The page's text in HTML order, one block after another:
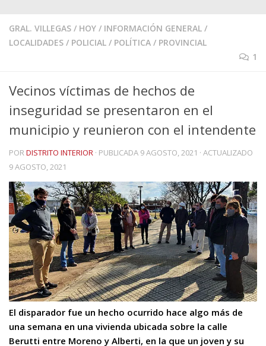
GRAL. VILLEGAS / HOY / INFORMACIÓN GENERAL /
LOCALIDADES / POLICIAL / POLÍTICA / PROVINCIAL
1
Vecinos víctimas de hechos de
inseguridad se presentaron en el
municipio y reunieron con el intendente
PORDISTRITO INTERIOR · PUBLICADA 9 AGOSTO, 2021 · ACTUALIZADO
9 AGOSTO, 2021
El disparador fue un hecho ocurrido hace algo más de
una semana en una vivienda ubicada sobre la calle
Berutti entre Moreno y Alberti, en la que un joven y su